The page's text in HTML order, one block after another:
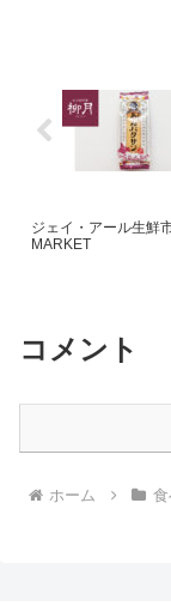
ジェイ・アール生鮮
MARKET
コメント
ホーム 食